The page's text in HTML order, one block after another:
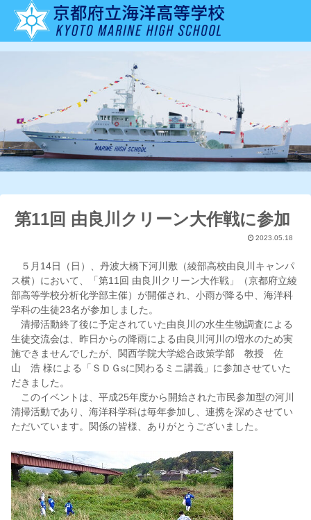
第11回 由良川クリーン大作戦に参加
2023.05.18
５月14日（日）、丹波大橋下河川敷（綾部高校由良川キャンパ
ス横）において、「第11回 由良川クリーン大作戦」（京都府立綾
部高等学校分析化学部主催）が開催され、小雨が降る中、海洋科
学科の生徒23名が参加しました。
清掃活動終了後に予定されていた由良川の水生生物調査による
生徒交流会は、昨日からの降雨による由良川河川の増水のため実
施できませんでしたが、関西学院大学総合政策学部 教授 佐
山 浩 様による「ＳＤＧsに関わるミニ講義」に参加させていた
だきました。
このイベントは、平成25年度から開始された市民参加型の河川
清掃活動であり、海洋科学科は毎年参加し、連携を深めさせてい
ただいています。関係の皆様、ありがとうございました。